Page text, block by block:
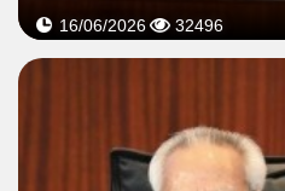
16/06/2026 32496